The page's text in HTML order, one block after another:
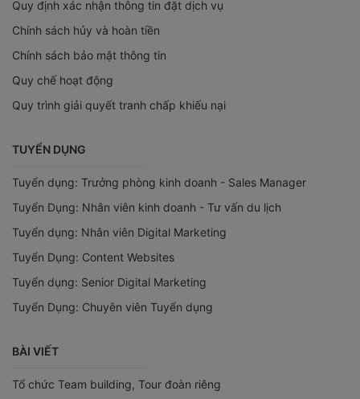
Quy định xác nhận thông tin đặt dịch vụ
Chính sách hủy và hoàn tiền
Chính sách bảo mật thông tin
Quy chế hoạt động
Quy trình giải quyết tranh chấp khiếu nại
TUYỂN DỤNG
Tuyển dụng: Trưởng phòng kinh doanh - Sales Manager
Tuyển Dụng: Nhân viên kinh doanh - Tư vấn du lịch
Tuyển dụng: Nhân viên Digital Marketing
Tuyển Dụng: Content Websites
Tuyển dụng: Senior Digital Marketing
Tuyển Dụng: Chuyên viên Tuyển dụng
BÀI VIẾT
Tổ chức Team building, Tour đoàn riêng